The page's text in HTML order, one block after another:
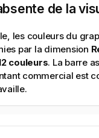
de la
les couleurs du
par la dimension
couleurs. La barre
commercial est